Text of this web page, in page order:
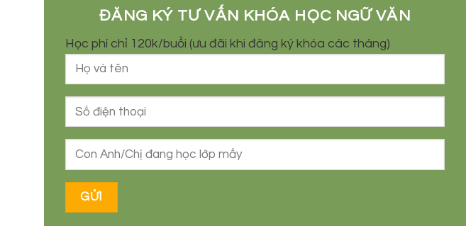
ĐĂNG KÝ TƯ VẤN KHÓA HỌC NGỮ VĂN
Học phí chỉ 120k/buổi (ưu đãi khi đăng ký khóa các tháng)